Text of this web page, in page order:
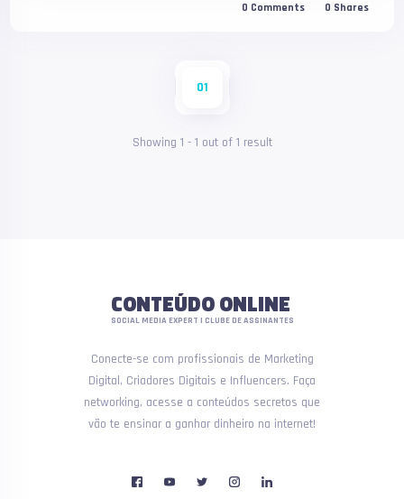
0 Comments 0 Shares
01
Showing 1 - 1 out of 1 result
CONTEÚDO ONLINE
SOCIAL MEDIA EXPERT | CLUBE DE ASSINANTES
Conecte-se com profissionais de Marketing
Digital, Criadores Digitais e Influencers. Faça
networking, acesse a conteúdos secretos que
vão te ensinar a ganhar dinheiro na internet!